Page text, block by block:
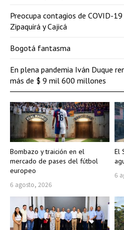
Bombazo y traición en el
mercado de pases del fútbol
europeo
6 agosto, 2026
El
6
Preocupa contagios de COVID-
Zipaquirá y Cajicá
Bogotá fantasma
En plena pandemia Iván Duque
más de $ 9 mil 600 millones